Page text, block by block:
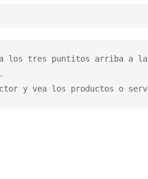
los tres puntitos arriba a la
y vea los productos o